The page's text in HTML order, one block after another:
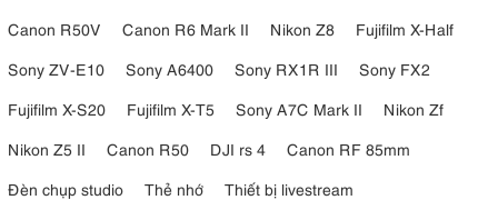
Canon R50V
Canon R6 Mark II Nikon Z8
Fujifilm X-Half
Sony ZV-E10
Sony A6400 Sony RX1R III
Sony FX2
Fujifilm X-S20
Fujifilm X-T5 Sony A7C Mark II
Nikon Zf
Nikon Z5 II
Canon R50 DJI rs 4
Canon RF 85mm
Đèn chụp studio
Thẻ nhớ
Thiết bị livestream